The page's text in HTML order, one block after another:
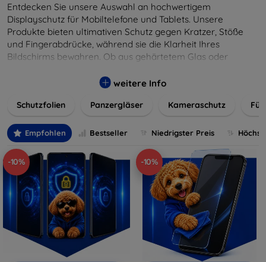
Entdecken Sie unsere Auswahl an hochwertigem
Displayschutz für Mobiltelefone und Tablets. Unsere
Produkte bieten ultimativen Schutz gegen Kratzer, Stöße
und Fingerabdrücke, während sie die Klarheit Ihres
Bildschirms bewahren. Ob aus gehärtetem Glas oder
installieren und passgenau für jedes Gerät, um eine
wertvolles Gerät mit unseren langlebigen und zuverlässigen
digitales Erlebnis.
weitere Info
Schutzfolien Panzergläser Kameraschutz
Empfohlen Bestseller Niedrigster Preis
-10% -10%